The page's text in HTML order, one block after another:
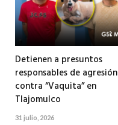
Detienen a presuntos
responsables de agresión
contra “Vaquita” en
Tlajomulco
31 julio, 2026